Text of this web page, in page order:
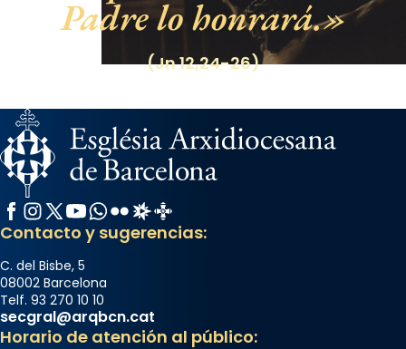
Padre lo honrará.
(Jn 12,24-26)
Facebook
Instagram
X / Twitter
YouTube
WhatsApp
FlickrRadio Estel
Catalunya Cristiana
Contacto y sugerencias:
C. del Bisbe, 5
08002 Barcelona
Telf. 93 270 10 10
secgral@arqbcn.cat
Horario de atención al público: